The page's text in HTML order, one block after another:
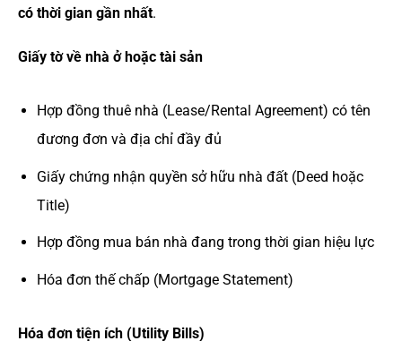
có thời gian gần nhất.
Giấy tờ về nhà ở hoặc tài sản
Hợp đồng thuê nhà (Lease/Rental Agreement) có tên
đương đơn và địa chỉ đầy đủ
Giấy chứng nhận quyền sở hữu nhà đất (Deed hoặc
Title)
Hợp đồng mua bán nhà đang trong thời gian hiệu lực
Hóa đơn thế chấp (Mortgage Statement)
Hóa đơn tiện ích (Utility Bills)